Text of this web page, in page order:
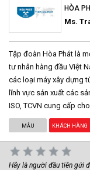
HÒA
Ms.
Tập đoàn Hòa Phát là
tư nhân hàng đầu Việt
các loại máy xây dựng
lĩnh vực sản xuất các
ISO, TCVN cung cấp
MẪU KHÁCH HÀNG
Hãy là người đầu tiên gửi